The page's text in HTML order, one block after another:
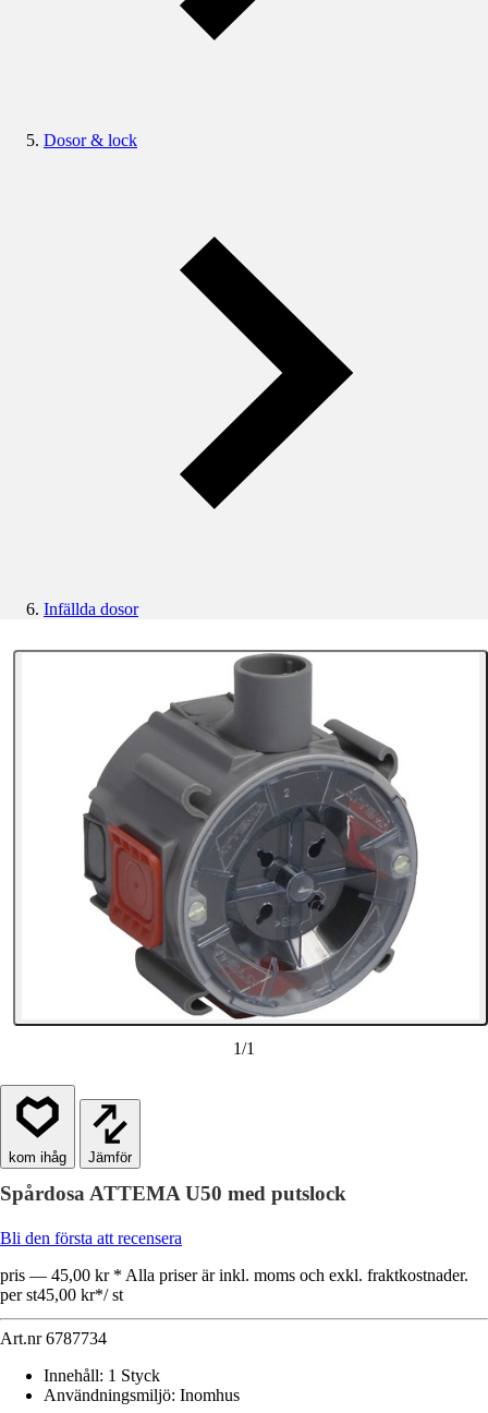
Dosor & lock
Infällda dosor
1/1
Jämför
Spårdosa ATTEMA U50 med putslock
Bli den första att recensera
pris — 45,00 kr * Alla priser är inkl. moms och exkl. fraktkostnader.
per st45,00 kr*/ st
Art.nr 6787734
Innehåll: 1 Styck
Användningsmiljö: Inomhus